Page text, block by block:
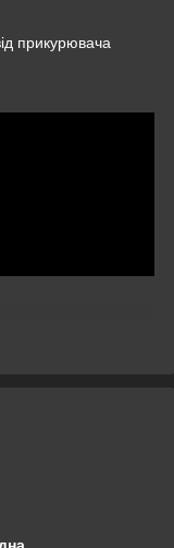
прикурювача